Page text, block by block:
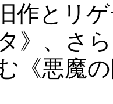
作とリ
》、さ
《悪魔